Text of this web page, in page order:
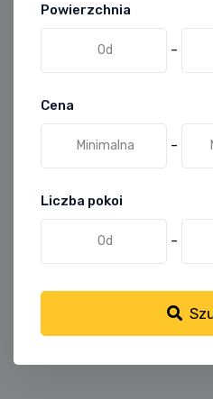
Powierzchnia
-
Cena
-
Liczba pokoi
-